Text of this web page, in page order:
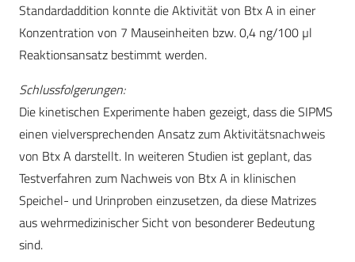
Standardaddition konnte die Aktivität von Btx A in einer
Konzentration von 7 Mauseinheiten bzw. 0,4 ng/100 µl
Reaktionsansatz bestimmt werden.
Schlussfolgerungen:
Die kinetischen Experimente haben gezeigt, dass die SIPMS
einen vielversprechenden Ansatz zum Aktivitätsnachweis
von Btx A darstellt. In weiteren Studien ist geplant, das
Testverfahren zum Nachweis von Btx A in klinischen
Speichel- und Urinproben einzusetzen, da diese Matrizes
aus wehrmedizinischer Sicht von besonderer Bedeutung
sind.